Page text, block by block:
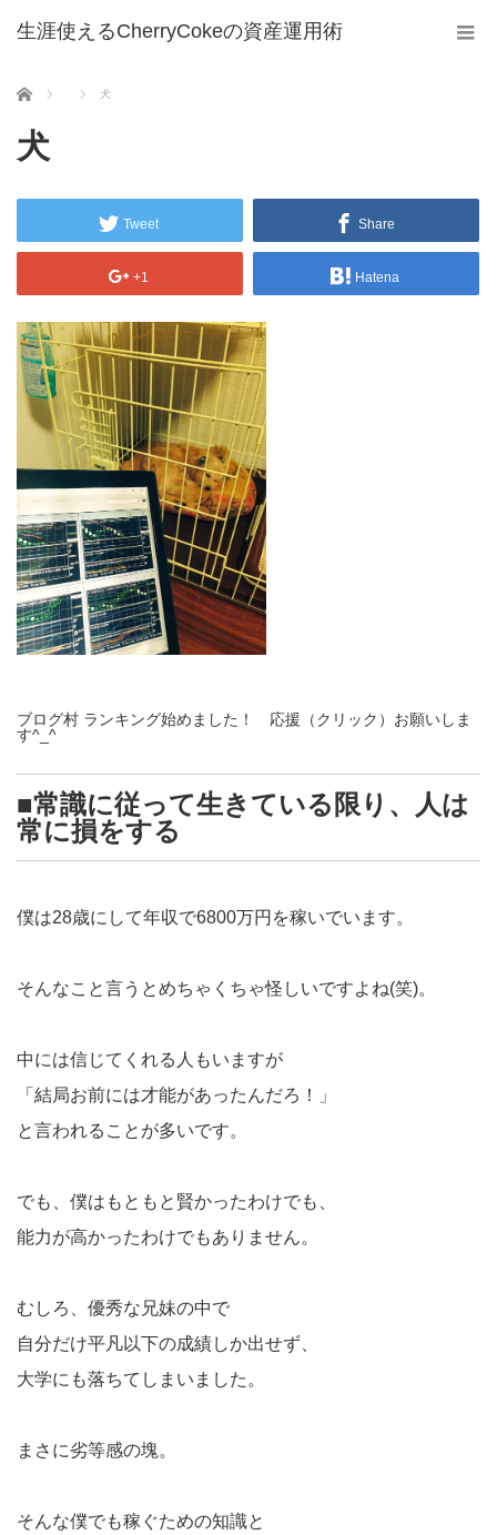
生涯使えるCherryCokeの資産運用術
ホーム 犬
犬
Tweet Share
+1 Hatena
ブログ村 ランキング始めました！ 応援（クリック）お願いしま
す^_^
■常識に従って生きている限り、人は
常に損をする
僕は28歳にして年収で6800万円を稼いでいます。
そんなこと言うとめちゃくちゃ怪しいですよね(笑)。
中には信じてくれる人もいますが
「結局お前には才能があったんだろ！」
と言われることが多いです。
でも、僕はもともと賢かったわけでも、
能力が高かったわけでもありません。
むしろ、優秀な兄妹の中で
自分だけ平凡以下の成績しか出せず、
大学にも落ちてしまいました。
まさに劣等感の塊。
そんな僕でも稼ぐための知識と